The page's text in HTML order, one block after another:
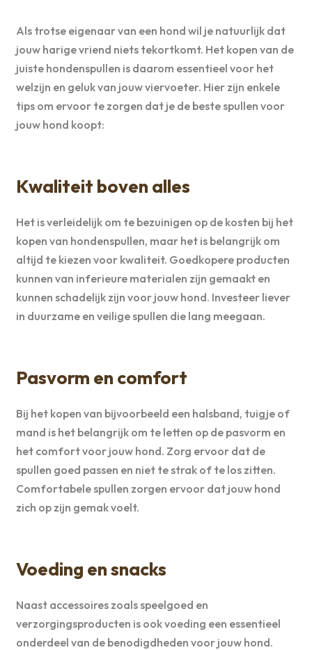
Als trotse eigenaar van een hond wil je natuurlijk dat
jouw harige vriend niets tekortkomt. Het kopen van de
juiste hondenspullen is daarom essentieel voor het
welzijn en geluk van jouw viervoeter. Hier zijn enkele
tips om ervoor te zorgen dat je de beste spullen voor
jouw hond koopt:
Kwaliteit boven alles
Het is verleidelijk om te bezuinigen op de kosten bij het
kopen van hondenspullen, maar het is belangrijk om
altijd te kiezen voor kwaliteit. Goedkopere producten
kunnen van inferieure materialen zijn gemaakt en
kunnen schadelijk zijn voor jouw hond. Investeer liever
in duurzame en veilige spullen die lang meegaan.
Pasvorm en comfort
Bij het kopen van bijvoorbeeld een halsband, tuigje of
mand is het belangrijk om te letten op de pasvorm en
het comfort voor jouw hond. Zorg ervoor dat de
spullen goed passen en niet te strak of te los zitten.
Comfortabele spullen zorgen ervoor dat jouw hond
zich op zijn gemak voelt.
Voeding en snacks
Naast accessoires zoals speelgoed en
verzorgingsproducten is ook voeding een essentieel
onderdeel van de benodigdheden voor jouw hond.